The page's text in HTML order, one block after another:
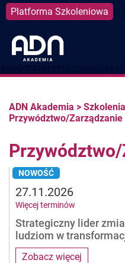
Platforma Szkoleniowa
content
ADN Akademia > Szkolenia
Przywództwo/Zarządzanie
NOWOŚĆ
Zobacz więcej
Strategiczny lider
ludziom w
27.11.2026
Więcej terminów